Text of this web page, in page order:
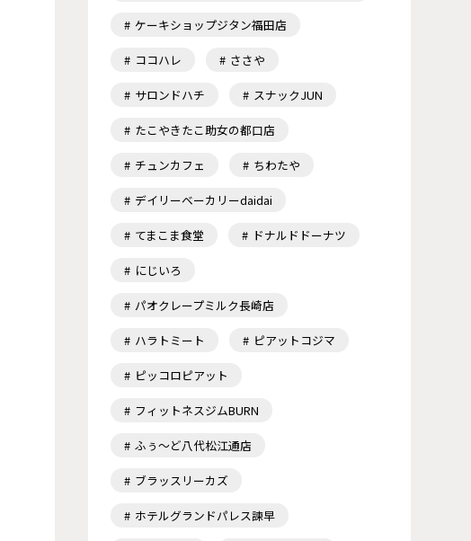
ケーキショップジタン福田店
ココハレ ささや
サロンドハチ スナックJUN
たこやきたこ助女の都口店
チュンカフェ ちわたや
デイリーベーカリーdaidai
てまこま食堂 ドナルドドーナツ
にじいろ
パオクレープミルク長崎店
ハラトミート ピアットコジマ
ピッコロピアット
フィットネスジムBURN
ふぅ～ど八代松江通店
ブラッスリーカズ
ホテルグランドパレス諫早